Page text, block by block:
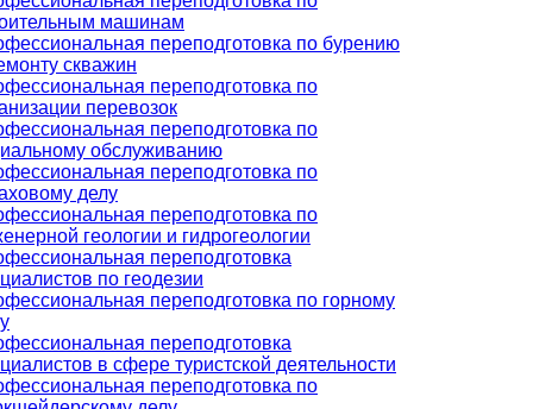
машинам
переподготовка по бурению
скважин
переподготовка по
перевозок
переподготовка по
обслуживанию
переподготовка по
делу
переподготовка по
геологии и гидрогеологии
переподготовка
по геодезии
переподготовка по горному
переподготовка
в сфере туристской деятельности
переподготовка по